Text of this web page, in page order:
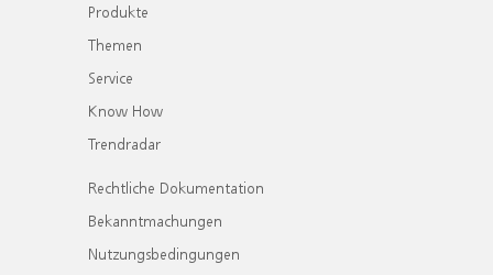
Produkte
Themen
Service
Know How
Trendradar
Rechtliche Dokumentation
Bekanntmachungen
Nutzungsbedingungen